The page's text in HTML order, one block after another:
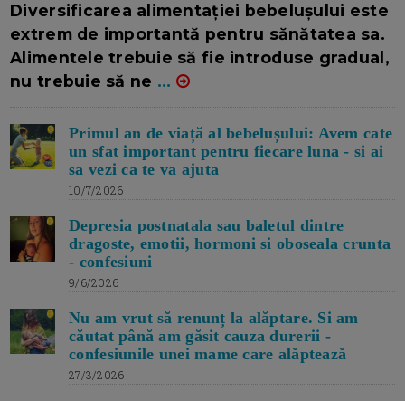
Diversificarea alimentației bebelușului este
extrem de importantă pentru sănătatea sa.
Alimentele trebuie să fie introduse gradual,
nu trebuie să ne ...
Primul an de viață al bebelușului: Avem cate
un sfat important pentru fiecare luna - si ai
sa vezi ca te va ajuta
10/7/2026
Depresia postnatala sau baletul dintre
dragoste, emotii, hormoni si oboseala crunta
- confesiuni
9/6/2026
Nu am vrut să renunț la alăptare. Si am
căutat până am găsit cauza durerii -
confesiunile unei mame care alăptează
27/3/2026